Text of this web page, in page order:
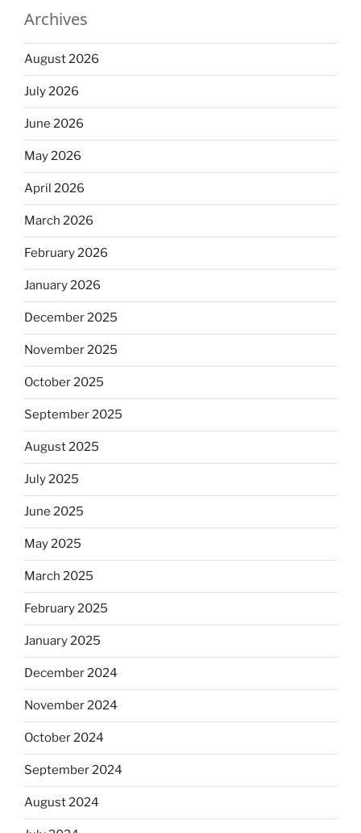
Archives
August 2026
July 2026
June 2026
May 2026
April 2026
March 2026
February 2026
January 2026
December 2025
November 2025
October 2025
September 2025
August 2025
July 2025
June 2025
May 2025
March 2025
February 2025
January 2025
December 2024
November 2024
October 2024
September 2024
August 2024